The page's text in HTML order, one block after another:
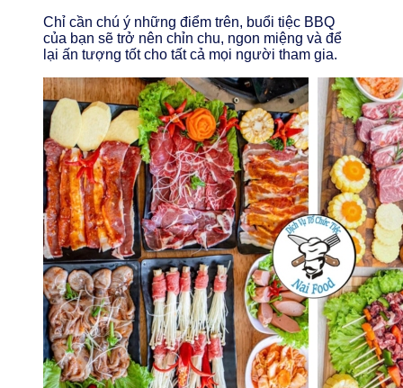
Chỉ cần chú ý những điểm trên, buổi tiệc BBQ
của bạn sẽ trở nên chỉn chu, ngon miệng và để
lại ấn tượng tốt cho tất cả mọi người tham gia.